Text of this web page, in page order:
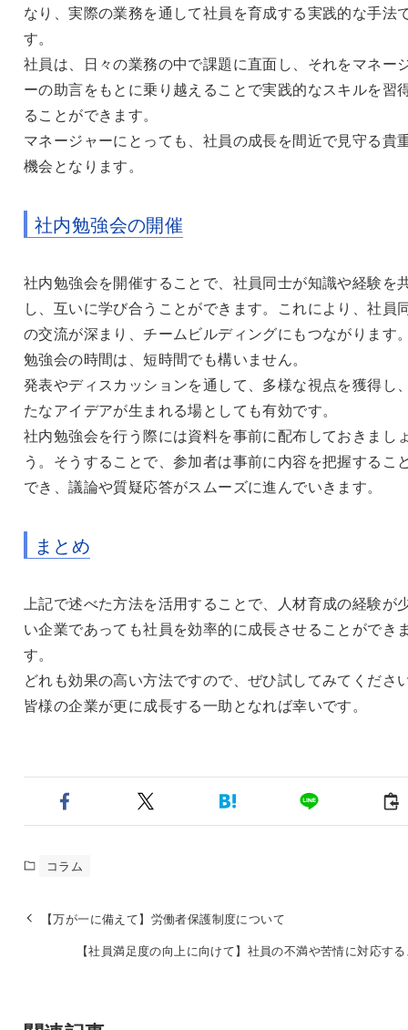
なり、実際の業務を通して社員を育成する実践的な手法
す。
社員は、日々の業務の中で課題に直面し、それをマネー
ーの助言をもとに乗り越えることで実践的なスキルを習
ることができます。
マネージャーにとっても、社員の成長を間近で見守る貴
機会となります。
社内勉強会の開催
社内勉強会を開催することで、社員同士が知識や経験を
し、互いに学び合うことができます。これにより、社員
の交流が深まり、チームビルディングにもつながります
勉強会の時間は、短時間でも構いません。
発表やディスカッションを通して、多様な視点を獲得し
たなアイデアが生まれる場としても有効です。
社内勉強会を行う際には資料を事前に配布しておきまし
う。そうすることで、参加者は事前に内容を把握するこ
でき、議論や質疑応答がスムーズに進んでいきます。
まとめ
上記で述べた方法を活用することで、人材育成の経験が
い企業であっても社員を効率的に成長させることができ
す。
どれも効果の高い方法ですので、ぜひ試してみてくださ
皆様の企業が更に成長する一助となれば幸いです。
コラム
【万が一に備えて】労働者保護制度について
【社員満足度の向上に向けて】社員の不満や苦情に対応す